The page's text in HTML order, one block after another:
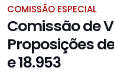
COMISSÃO ESPECIAL
Comissão de
Proposições de
e 18.953